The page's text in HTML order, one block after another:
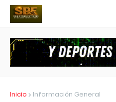
Inicio Información General